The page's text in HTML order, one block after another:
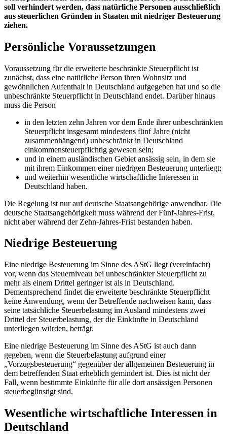
soll verhindert werden, dass natürliche Personen ausschließlich
aus steuerlichen Gründen in Staaten mit niedriger Besteuerung
ziehen.
Persönliche Voraussetzungen
Voraussetzung für die erweiterte beschränkte Steuerpflicht ist
zunächst, dass eine natürliche Person ihren Wohnsitz und
gewöhnlichen Aufenthalt in Deutschland aufgegeben hat und so die
unbeschränkte Steuerpflicht in Deutschland endet. Darüber hinaus
muss die Person
in den letzten zehn Jahren vor dem Ende ihrer unbeschränkten
Steuerpflicht insgesamt mindestens fünf Jahre (nicht
zusammenhängend) unbeschränkt in Deutschland
einkommensteuerpflichtig gewesen sein;
und in einem ausländischen Gebiet ansässig sein, in dem sie
mit ihrem Einkommen einer niedrigen Besteuerung unterliegt;
und weiterhin wesentliche wirtschaftliche Interessen in
Deutschland haben.
Die Regelung ist nur auf deutsche Staatsangehörige anwendbar. Die
deutsche Staatsangehörigkeit muss während der Fünf-Jahres-Frist,
nicht aber während der Zehn-Jahres-Frist bestanden haben.
Niedrige Besteuerung
Eine niedrige Besteuerung im Sinne des AStG liegt (vereinfacht)
vor, wenn das Steuerniveau bei unbeschränkter Steuerpflicht zu
mehr als einem Drittel geringer ist als in Deutschland.
Dementsprechend findet die erweiterte beschränkte Steuerpflicht
keine Anwendung, wenn der Betreffende nachweisen kann, dass
seine tatsächliche Steuerbelastung im Ausland mindestens zwei
Drittel der Steuerbelastung, der die Einkünfte in Deutschland
unterliegen würden, beträgt.
Eine niedrige Besteuerung im Sinne des AStG ist auch dann
gegeben, wenn die Steuerbelastung aufgrund einer
„Vorzugsbesteuerung“ gegenüber der allgemeinen Besteuerung in
dem betreffenden Staat erheblich gemindert ist. Dies ist nicht der
Fall, wenn bestimmte Einkünfte für alle dort ansässigen Personen
steuerbegünstigt sind.
Wesentliche wirtschaftliche Interessen in
Deutschland